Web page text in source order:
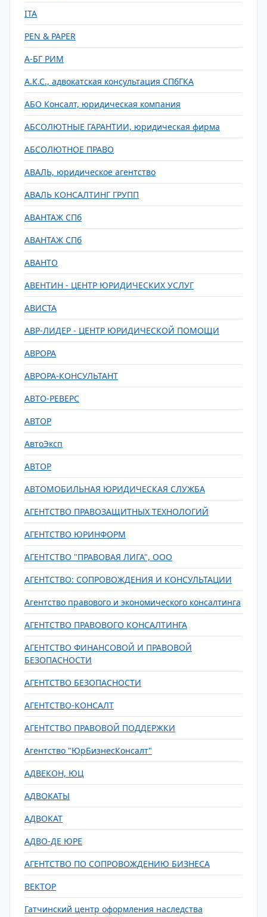
ITA
PEN & PAPER
А-БГ РИМ
А.К.С., адвокатская консультация СПбГКА
АБО Консалт, юридическая компания
АБСОЛЮТНЫЕ ГАРАНТИИ, юридическая фирма
АБСОЛЮТНОЕ ПРАВО
АВАЛЬ, юридическое агентство
АВАЛЬ КОНСАЛТИНГ ГРУПП
АВАНТАЖ СПб
АВАНТАЖ СПб
АВАНТО
АВЕНТИН - ЦЕНТР ЮРИДИЧЕСКИХ УСЛУГ
АВИСТА
АВР-ЛИДЕР - ЦЕНТР ЮРИДИЧЕСКОЙ ПОМОЩИ
АВРОРА
АВРОРА-КОНСУЛЬТАНТ
АВТО-РЕВЕРС
АВТОР
АвтоЭксп
АВТОР
АВТОМОБИЛЬНАЯ ЮРИДИЧЕСКАЯ СЛУЖБА
АГЕНТСТВО ПРАВОЗАЩИТНЫХ ТЕХНОЛОГИЙ
АГЕНТСТВО ЮРИНФОРМ
АГЕНТСТВО "ПРАВОВАЯ ЛИГА", ООО
АГЕНТСТВО: СОПРОВОЖДЕНИЯ И КОНСУЛЬТАЦИИ
Агентство правового и экономического консалтинга
АГЕНТСТВО ПРАВОВОГО КОНСАЛТИНГА
АГЕНТСТВО ФИНАНСОВОЙ И ПРАВОВОЙ
БЕЗОПАСНОСТИ
АГЕНТСТВО БЕЗОПАСНОСТИ
АГЕНТСТВО-КОНСАЛТ
АГЕНТСТВО ПРАВОВОЙ ПОДДЕРЖКИ
Агентство "ЮрБизнесКонсалт"
АДВЕКОН, ЮЦ
АДВОКАТЫ
АДВОКАТ
АДВО-ДЕ ЮРЕ
АГЕНТСТВО ПО СОПРОВОЖДЕНИЮ БИЗНЕСА
ВЕКТОР
Гатчинский центр оформления наследства